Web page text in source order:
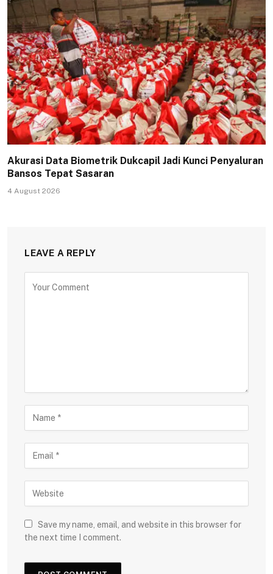
Akurasi Data Biometrik Dukcapil Jadi Kunci Penyaluran
Bansos Tepat Sasaran
4 August 2026
LEAVE A REPLY
Save my name, email, and website in this browser for
the next time I comment.